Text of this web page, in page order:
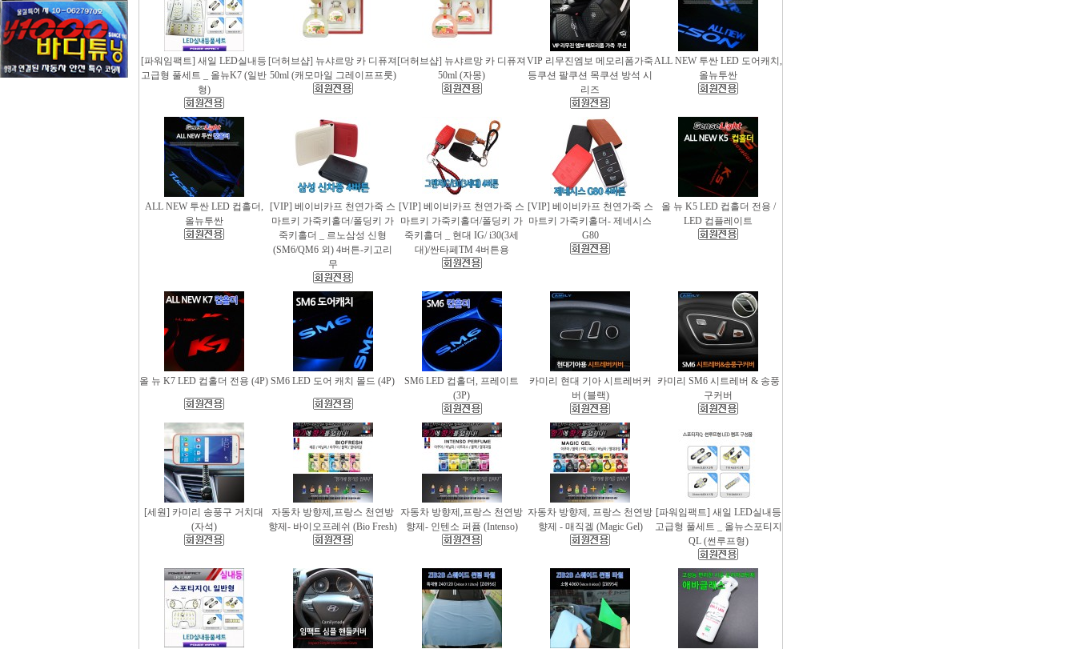
[파워임팩트] 새일 LED실내등
고급형 풀세트 _ 올뉴K7 (일반
형)
[더허브샵] 뉴샤르망 카 디퓨져
50ml (캐모마일 그레이프프룻)
[더허브샵] 뉴샤르망 카 디퓨져
50ml (자몽)
VIP 리무진엠보 메모리폼가죽
등쿠션 팔쿠션 목쿠션 방석 시
리즈
ALL NEW 투싼 LED 도어캐치,
올뉴투싼
ALL NEW 투싼 LED 컵홀더,
올뉴투싼
[VIP] 베이비카프 천연가죽 스
마트키 가죽키홀더/폴딩키 가
죽키홀더 _ 르노삼성 신형
(SM6/QM6 외) 4버튼-키고리
무
[VIP] 베이비카프 천연가죽 스
마트키 가죽키홀더/폴딩키 가
죽키홀더 _ 현대 IG/ i30(3세
대)/싼타페TM 4버튼용
[VIP] 베이비카프 천연가죽 스
마트키 가죽키홀더- 제네시스
G80
올 뉴 K5 LED 컵홀더 전용 /
LED 컵플레이트
올 뉴 K7 LED 컵홀더 전용 (4P) SM6 LED 도어 캐치 몰드 (4P)
SM6 LED 컵홀더, 프레이트
(3P)
카미리 현대 기아 시트레버커
버 (블랙)
카미리 SM6 시트레버 & 송풍
구커버
[세원] 카미리 송풍구 거치대
(자석)
자동차 방향제,프랑스 천연방
향제- 바이오프레쉬 (Bio Fresh)
자동차 방향제,프랑스 천연방
향제- 인텐소 퍼퓸 (Intenso)
자동차 방향제, 프랑스 천연방
향제 - 매직겔 (Magic Gel)
[파워임팩트] 새일 LED실내등
고급형 풀세트 _ 올뉴스포티지
QL (썬루프형)